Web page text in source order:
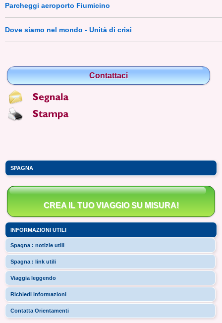
SPAGNA
Parcheggi aeroporto Fiumicino
Dove siamo nel mondo - Unità di crisi
Contattaci
CREA IL TUO VIAGGIO SU MISURA!
INFORMAZIONI UTILI
Spagna : notizie utili
Spagna : link utili
Viaggia leggendo
Richiedi informazioni
Contatta Orientamenti